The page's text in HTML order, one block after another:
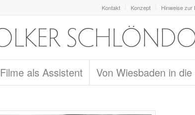
Kontakt Konzept Hinweise zur
Filme als Assistent Von Wiesbaden in die